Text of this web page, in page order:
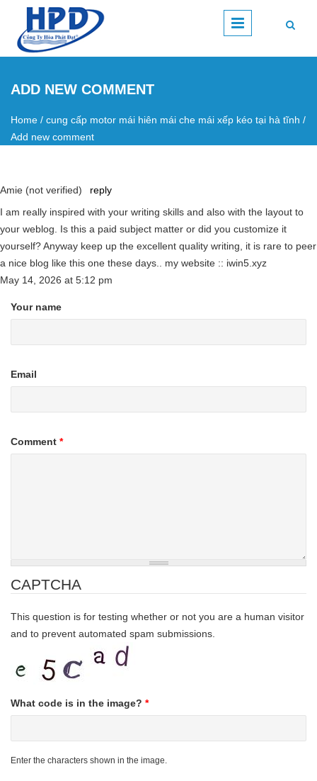
Skip to main content
ADD NEW COMMENT
You are here
Home / cung cấp motor mái hiên mái che mái xếp kéo tại hà tĩnh /
Add new comment
Amie (not verified)
reply
I am really inspired with your writing skills and also with the layout to
your weblog. Is this a paid subject matter or did you customize it
yourself? Anyway keep up the excellent quality writing, it is rare to peer
a nice blog like this one these days.. my website :: iwin5.xyz
May 14, 2026 at 5:12 pm
Your name
Email
Comment *
CAPTCHA
This question is for testing whether or not you are a human visitor
and to prevent automated spam submissions.
What code is in the image? *
Enter the characters shown in the image.